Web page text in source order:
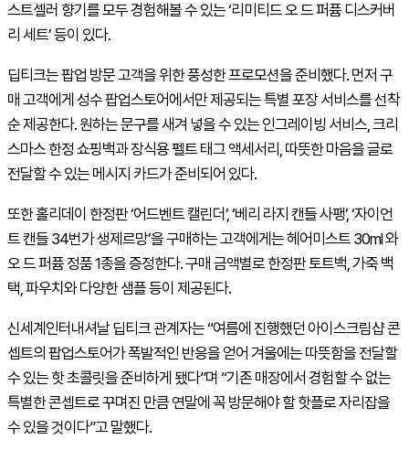
스트셀러 향기를 모두 경험해볼 수 있는 ‘리미티드 오 드 퍼퓸 디스커버
리 세트’ 등이 있다.
딥티크는 팝업 방문 고객을 위한 풍성한 프로모션을 준비했다. 먼저 구
매 고객에게 성수 팝업스토어에서만 제공되는 특별 포장 서비스를 선착
순 제공한다. 원하는 문구를 새겨 넣을 수 있는 인그레이빙 서비스, 크리
스마스 한정 쇼핑백과 장식용 펠트 태그 액세서리, 따뜻한 마음을 글로
전달할 수 있는 메시지 카드가 준비되어 있다.
또한 홀리데이 한정판 ‘어드벤트 캘린더’, ‘베리 라지 캔들 사팽’, ‘자이언
트 캔들 34번가 생제르망’을 구매하는 고객에게는 헤어미스트 30ml 와
오 드 퍼퓸 정품 1종을 증정한다. 구매 금액별로 한정판 토트백, 가죽 백
택, 파우치와 다양한 샘플 등이 제공된다.
신세계인터내셔날 딥티크 관계자는 “여름에 진행했던 아이스크림샵 콘
셉트의 팝업스토어가 폭발적인 반응을 얻어 겨울에는 따뜻함을 전달할
수 있는 핫 초콜릿을 준비하게 됐다”며 “기존 매장에서 경험할 수 없는
특별한 콘셉트로 꾸며진 만큼 연말에 꼭 방문해야 할 핫플로 자리잡을
수 있을 것이다”고 말했다.